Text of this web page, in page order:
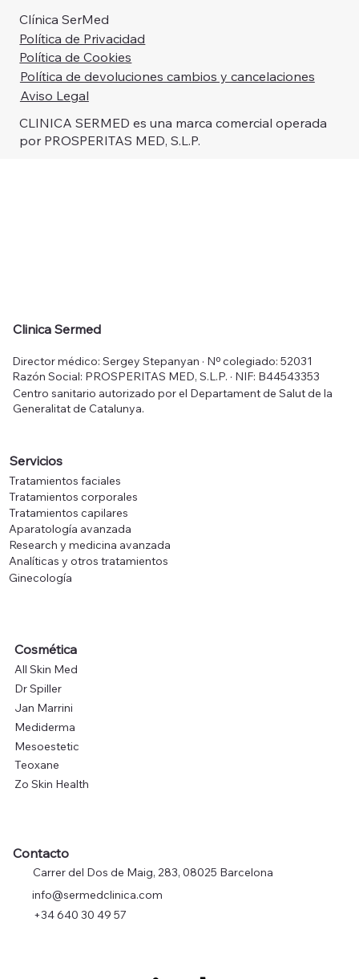
Clínica SerMed
Política de Privacidad
Aviso Legal
Política de Cookies
Política de devoluciones cambios y cancelaciones
CLINICA SERMED es una marca comercial operada
por PROSPERITAS MED, S.L.P.
Clinica Sermed
Director médico: Sergey Stepanyan · Nº colegiado: 52031
Razón Social: PROSPERITAS MED, S.L.P. · NIF: B44543353
Centro sanitario autorizado por el Departament de Salut de la
Generalitat de Catalunya.
Servicios
Tratamientos faciales
Tratamientos corporales
Tratamientos capilares
Aparatología avanzada
Research y medicina avanzada
Analíticas y otros tratamientos
Ginecología
Cosmética
All Skin Med
Dr Spiller
Jan Marrini
Mediderma
Mesoestetic
Teoxane
Zo Skin Health
Contacto
Carrer del Dos de Maig, 283, 08025 Barcelona
info@sermedclinica.com
+34 640 30 49 57